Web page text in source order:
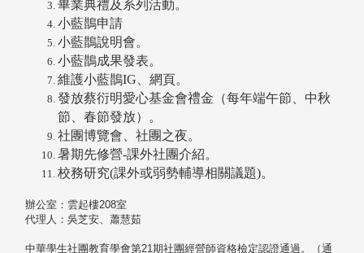
畢業典禮及系列活動。
小藍鵲申請
小藍鵲說明會。
小藍鵲成果發表。
維護小藍鵲IG、網頁。
發放蔡衍明愛心基金會禮金（每年端午節、中秋
節、春節發放）。
社團博覽會、社團之夜。
暑期先修營-課外社團介紹。
校務研究(課外或弱勢輔導相關議題)。
辦公室：雲起樓208室
代理人：吳芝安、蕭慧茹
中華學生社團教育學會第21期社團經營師資格檢定認證通過。（通